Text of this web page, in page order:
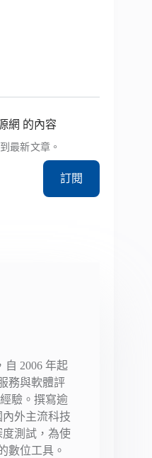
網 的內容
最新文章。
訂閱
自 2006 年起
務與軟體評
驗。撰寫逾
外主流科技
測試，為使
數位工具。